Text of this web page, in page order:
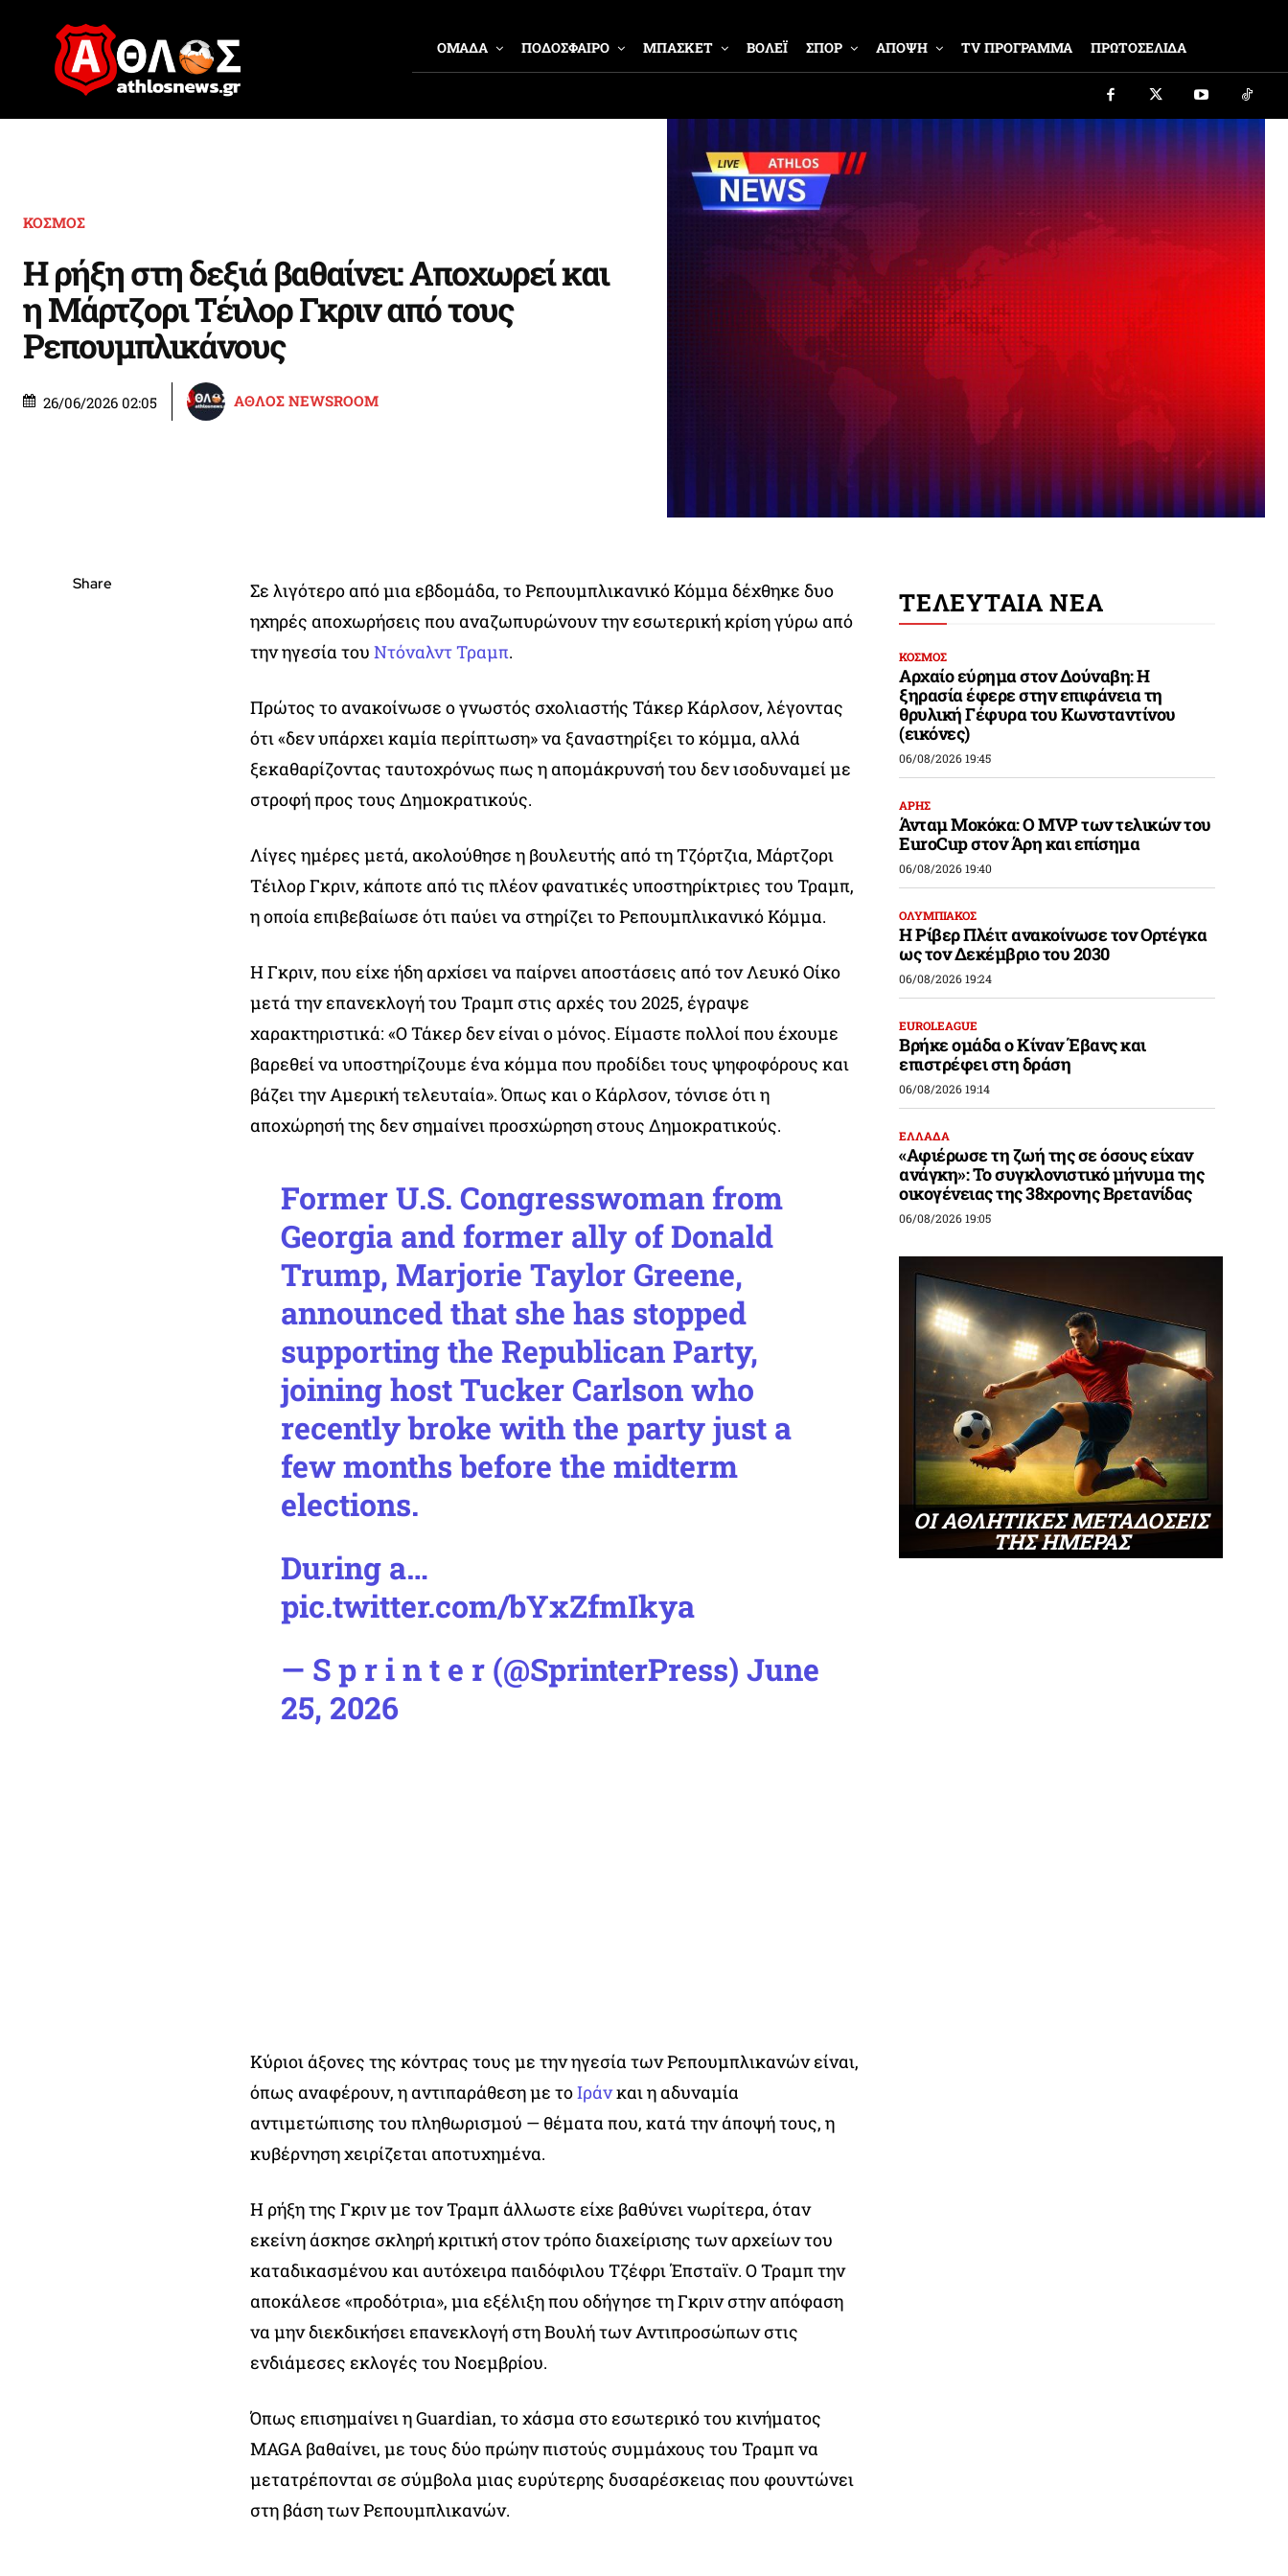
ΟΜΑΔΑ ΠΟΔΟΣΦΑΙΡΟ ΜΠΑΣΚΕΤ ΒΟΛΕΪ ΣΠΟΡ ΑΠΟΨΗ TV ΠΡΟΓΡΑΜΜΑ ΠΡΩΤΟΣΕΛΙΔΑ
ΚΟΣΜΟΣ
Η ρήξη στη δεξιά βαθαίνει: Αποχωρεί και
η Μάρτζορι Τέιλορ Γκριν από τους
Ρεπουμπλικάνους
26/06/2026 02:05 ΑΘΛΟΣ NEWSROOM
Share
Σε λιγότερο από μια εβδομάδα, το Ρεπουμπλικανικό Κόμμα δέχθηκε δυο
ηχηρές αποχωρήσεις που αναζωπυρώνουν την εσωτερική κρίση γύρω από
την ηγεσία του Ντόναλντ Τραμπ.
Πρώτος το ανακοίνωσε ο γνωστός σχολιαστής Τάκερ Κάρλσον, λέγοντας
ότι «δεν υπάρχει καμία περίπτωση» να ξαναστηρίξει το κόμμα, αλλά
ξεκαθαρίζοντας ταυτοχρόνως πως η απομάκρυνσή του δεν ισοδυναμεί με
στροφή προς τους Δημοκρατικούς.
Λίγες ημέρες μετά, ακολούθησε η βουλευτής από τη Τζόρτζια, Μάρτζορι
Τέιλορ Γκριν, κάποτε από τις πλέον φανατικές υποστηρίκτριες του Τραμπ,
η οποία επιβεβαίωσε ότι παύει να στηρίζει το Ρεπουμπλικανικό Κόμμα.
Η Γκριν, που είχε ήδη αρχίσει να παίρνει αποστάσεις από τον Λευκό Οίκο
μετά την επανεκλογή του Τραμπ στις αρχές του 2025, έγραψε
χαρακτηριστικά: «Ο Τάκερ δεν είναι ο μόνος. Είμαστε πολλοί που έχουμε
βαρεθεί να υποστηρίζουμε ένα κόμμα που προδίδει τους ψηφοφόρους και
βάζει την Αμερική τελευταία». Όπως και ο Κάρλσον, τόνισε ότι η
αποχώρησή της δεν σημαίνει προσχώρηση στους Δημοκρατικούς.
Former U.S. Congresswoman from
Georgia and former ally of Donald
Trump, Marjorie Taylor Greene,
announced that she has stopped
supporting the Republican Party,
joining host Tucker Carlson who
recently broke with the party just a
few months before the midterm
elections.
During a…
pic.twitter.com/bYxZfmIkya
— S p r i n t e r (@SprinterPress) June
25, 2026
Κύριοι άξονες της κόντρας τους με την ηγεσία των Ρεπουμπλικανών είναι,
όπως αναφέρουν, η αντιπαράθεση με τοΙράνκαι η αδυναμία
αντιμετώπισης του πληθωρισμού — θέματα που, κατά την άποψή τους, η
κυβέρνηση χειρίζεται αποτυχημένα.
Η ρήξη της Γκριν με τον Τραμπ άλλωστε είχε βαθύνει νωρίτερα, όταν
εκείνη άσκησε σκληρή κριτική στον τρόπο διαχείρισης των αρχείων του
καταδικασμένου και αυτόχειρα παιδόφιλου Τζέφρι Έπσταϊν. Ο Τραμπ την
αποκάλεσε «προδότρια», μια εξέλιξη που οδήγησε τη Γκριν στην απόφαση
να μην διεκδικήσει επανεκλογή στη Βουλή των Αντιπροσώπων στις
ενδιάμεσες εκλογές του Νοεμβρίου.
Όπως επισημαίνει η Guardian, το χάσμα στο εσωτερικό του κινήματος
MAGA βαθαίνει, με τους δύο πρώην πιστούς συμμάχους του Τραμπ να
μετατρέπονται σε σύμβολα μιας ευρύτερης δυσαρέσκειας που φουντώνει
στη βάση των Ρεπουμπλικανών.
ΤΕΛΕΥΤΑΙΑ ΝΕΑ
ΚΟΣΜΟΣ
Αρχαίο εύρημα στον Δούναβη: Η
ξηρασία έφερε στην επιφάνεια τη
θρυλική Γέφυρα του Κωνσταντίνου
(εικόνες)
06/08/2026 19:45
ΑΡΗΣ
Άνταμ Μοκόκα: Ο MVP των τελικών του
EuroCup στον Άρη και επίσημα
06/08/2026 19:40
ΟΛΥΜΠΙΑΚΟΣ
Η Ρίβερ Πλέιτ ανακοίνωσε τον Ορτέγκα
ως τον Δεκέμβριο του 2030
06/08/2026 19:24
EUROLEAGUE
Βρήκε ομάδα ο Κίναν Έβανς και
επιστρέφει στη δράση
06/08/2026 19:14
ΕΛΛΑΔΑ
«Αφιέρωσε τη ζωή της σε όσους είχαν
ανάγκη»: Το συγκλονιστικό μήνυμα της
οικογένειας της 38χρονης Βρετανίδας
06/08/2026 19:05
ΟΙ ΑΘΛΗΤΙΚΕΣ ΜΕΤΑΔΟΣΕΙΣ
ΤΗΣ ΗΜΕΡΑΣ